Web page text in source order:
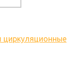
циркуляционные